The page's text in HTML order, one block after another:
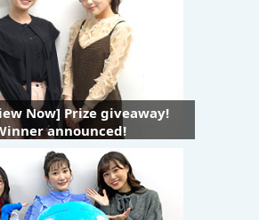
Now] Prize giveaway!
announced!